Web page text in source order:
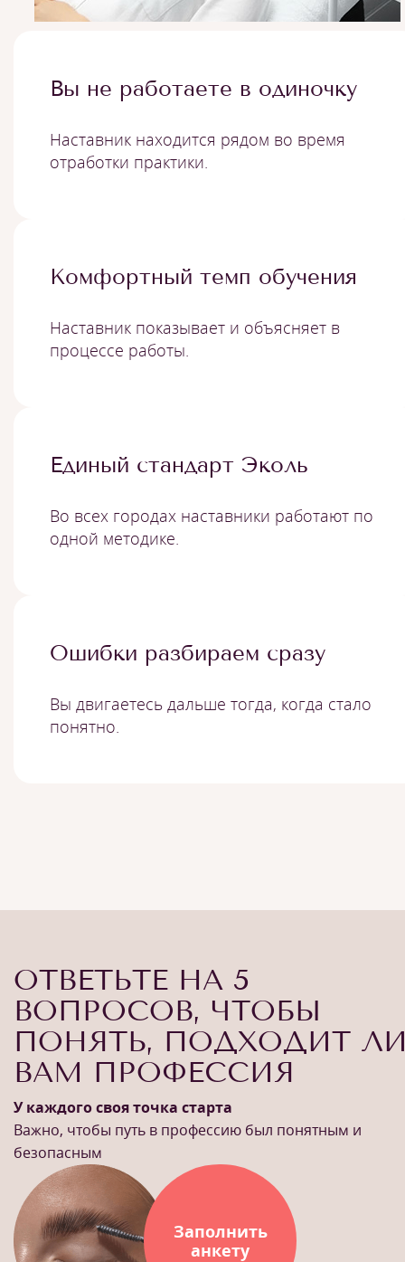
Вы не работаете в одиночку
Наставник находится рядом во время
отработки практики.
Комфортный темп обучения
Наставник показывает и объясняет в
процессе работы.
Единый стандарт Эколь
Во всех городах наставники работают по
одной методике.
Ошибки разбираем сразу
Вы двигаетесь дальше тогда, когда стало
понятно.
ОТВЕТЬТЕ НА 5
ВОПРОСОВ, ЧТОБЫ
ПОНЯТЬ, ПОДХОДИТ
ВАМ ПРОФЕССИЯ
У каждого своя точка старта
Важно, чтобы путь в профессию был понятным и
безопасным
Заполнить
анкету